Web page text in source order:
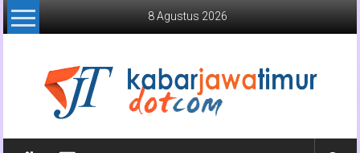
Lompat
ke
8 Agustus 2026
Kabar